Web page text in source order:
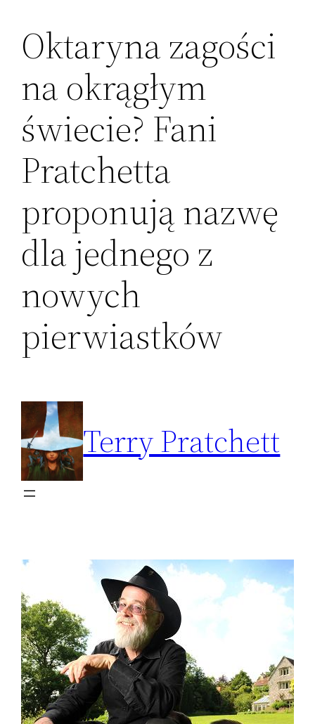
Przejdź
Oktaryna zagości
na okrągłym
świecie? Fani
Pratchetta
proponują nazwę
dla jednego z
nowych
pierwiastków
Terry Pratchett